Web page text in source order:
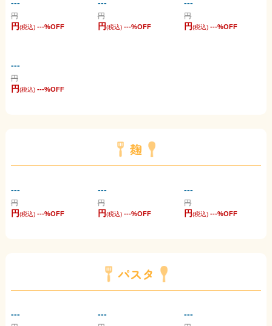
---
円
円(税込) ---%OFF
---
円
円(税込) ---%OFF
---
円
円(税込) ---%OFF
---
円
円(税込) ---%OFF
麹
---
円
円(税込) ---%OFF
---
円
円(税込) ---%OFF
---
円
円(税込) ---%OFF
パスタ
--- --- ---